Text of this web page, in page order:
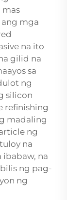
mas
mga
na ito
gilid na
sa
ng
silicon
refinishing
madaling
ng
na
ibabaw, na
ng pag-
ng